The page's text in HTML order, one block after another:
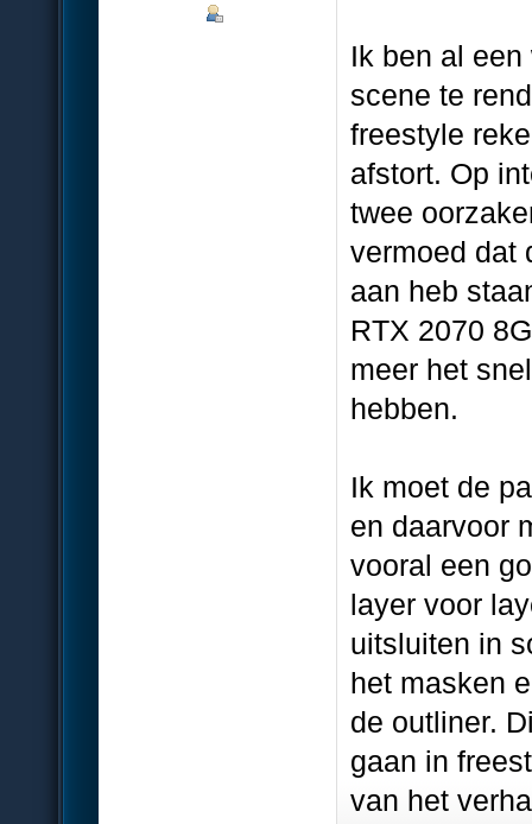
Ik ben al
scene te
freestyle
afstort. Op
twee
vermoed dat
aan heb
RTX 2070
meer het
hebben.
Ik moet de
en daarvoor
vooral een
layer voor
uitsluiten in
het masken
de outliner.
gaan in
van het